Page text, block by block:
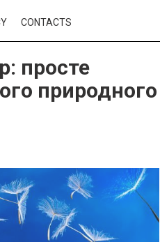
CONTACTS
просте
природного